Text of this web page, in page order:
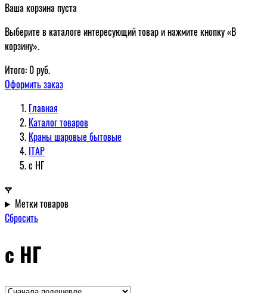
Ваша корзина пуста
Выберите в каталоге интересующий товар и нажмите кнопку «В
корзину».
Итого: 0руб.
Оформить заказ
Главная
Каталог товаров
Краны шаровые бытовые
ITAP
с НГ
Метки товаров
Сбросить
с НГ